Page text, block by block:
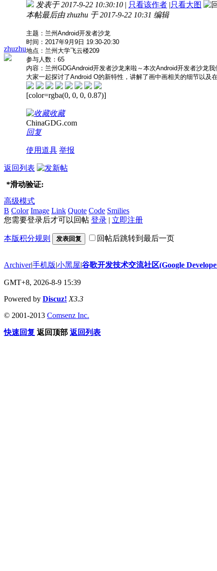
zhuzhu
发表于 2017-9-22 10:30:10 | 只看该作者 |只看大图
本帖最后由 zhuzhu 于 2017-9-22 10:31 编辑
主题：兰州Android开发者沙龙
时间：2017年9月9日 19:30-20:30
地点：兰州大学飞云楼209
参与人数：65
内容： 兰州GDGAndroid开发者沙龙来啦～本次Android开发者沙龙
大家一起探讨了Android O的新特性，讲解了画中画相关的细节以及
[color=rgba(0, 0, 0, 0.87)]
收藏
ChinaGDG.com
回复
使用道具 举报
返回列表
*滑动验证:
高级模式
B Color Image Link Quote Code Smilies
您需要登录后才可以回帖 登录 | 立即注册
本版积分规则 发表回复 回帖后跳转到最后一页
Archiver|手机版|小黑屋|谷歌开发技术交流社区(Google
GMT+8, 2026-8-9 15:39
Powered by Discuz! X3.3
© 2001-2013 Comsenz Inc.
快速回复 返回顶部 返回列表